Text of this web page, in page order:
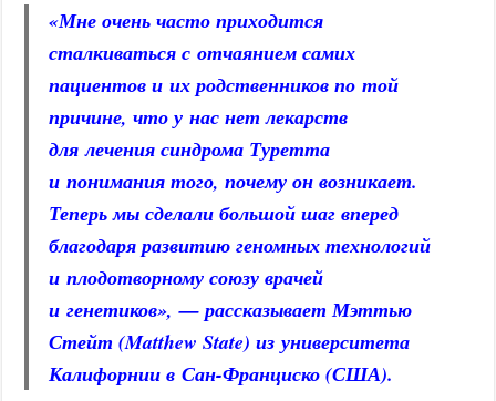
«Мне очень часто приходится
сталкиваться с отчаянием самих
пациентов и их родственников по той
причине, что у нас нет лекарств
для лечения синдрома Туретта
и понимания того, почему он возникает.
Теперь мы сделали большой шаг вперед
благодаря развитию геномных технологий
и плодотворному союзу врачей
и генетиков», — рассказывает Мэттью
Стейт (Matthew State) из университета
Калифорнии в Сан-Франциско (США).